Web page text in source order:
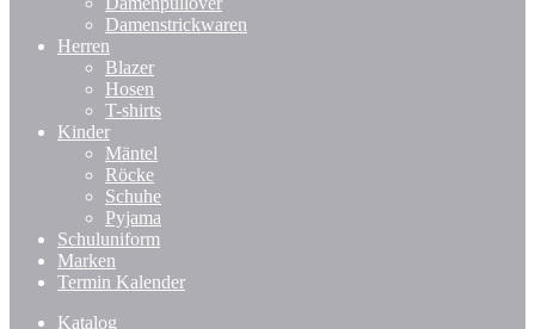
Damenstrickwaren
Herren
Blazer
Hosen
T-shirts
Kinder
Mäntel
Röcke
Schuhe
Pyjama
Schuluniform
Marken
Termin Kalender
Katalog